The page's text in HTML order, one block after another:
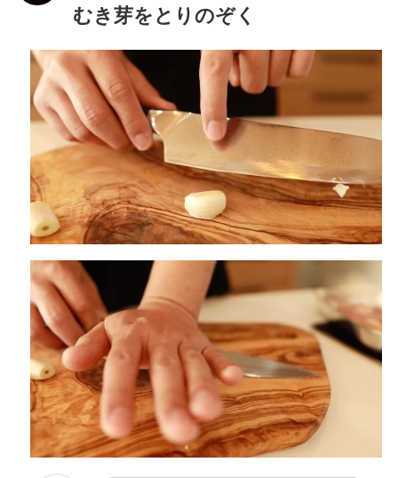
むき芽をとりのぞく